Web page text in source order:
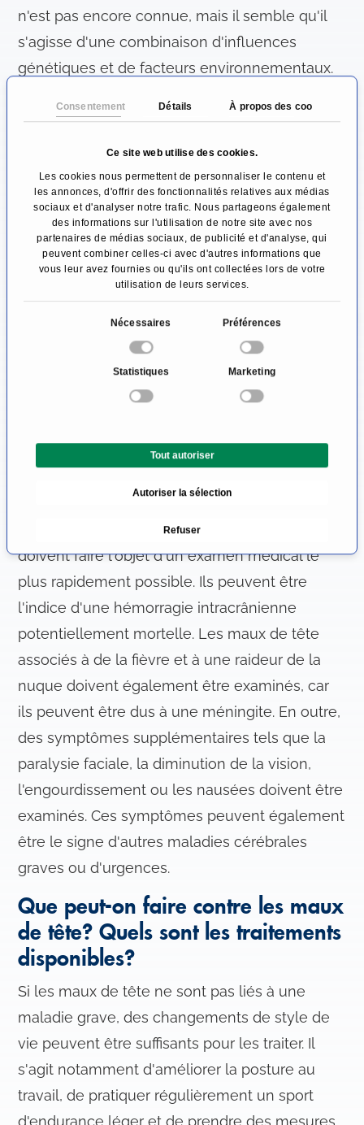
Consentement Détails À propos des cookies
Ce site web utilise des cookies.
Les cookies nous permettent de personnaliser le contenu et
les annonces, d'offrir des fonctionnalités relatives aux médias
sociaux et d'analyser notre trafic. Nous partageons également
des informations sur l'utilisation de notre site avec nos
partenaires de médias sociaux, de publicité et d'analyse, qui
peuvent combiner celles-ci avec d'autres informations que
vous leur avez fournies ou qu'ils ont collectées lors de votre
utilisation de leurs services.
o
n
e
n
m
e
Nécessaires Préférences
Statistiques Marketing
Tout autoriser
Autoriser la sélection
Refuser
n'est pas encore connue, mais il semble qu'il
s'agisse d'une combinaison d'influences
génétiques et de facteurs environnementaux.
plus fréquente, les céphalées de tension, n'est
pas encore connue non plus. En outre, certains
médicaments et autres substances (ou leur
sevrage), comme l'alcool ou la nicotine,
peuvent provoquer des maux de tête.
Pour quels maux de tête faut-il
consulter un médecin?
Tous les maux de tête ne sont pas dangereux.
Dans la plupart des cas, il s'agit d'une céphalée
de tension inoffensive qui se résout d'elle-
même. Il existe toutefois quelques signes
maux de tête, qui nécessitent un examen
manifestés sous cette forme auparavant,
doivent faire l'objet d'un examen médical le
plus rapidement possible. Ils peuvent être
l'indice d'une hémorragie intracrânienne
potentiellement mortelle. Les maux de tête
associés à de la fièvre et à une raideur de la
nuque doivent également être examinés, car
ils peuvent être dus à une méningite. En outre,
des symptômes supplémentaires tels que la
paralysie faciale, la diminution de la vision,
l'engourdissement ou les nausées doivent être
examinés. Ces symptômes peuvent également
être le signe d'autres maladies cérébrales
graves ou d'urgences.
Que peut-on faire contre les maux
de tête? Quels sont les traitements
disponibles?
Si les maux de tête ne sont pas liés à une
maladie grave, des changements de style de
vie peuvent être suffisants pour les traiter. Il
s'agit notamment d'améliorer la posture au
travail, de pratiquer régulièrement un sport